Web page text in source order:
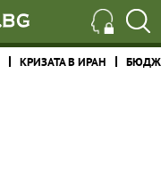
КРИЗАТА В ИРАН